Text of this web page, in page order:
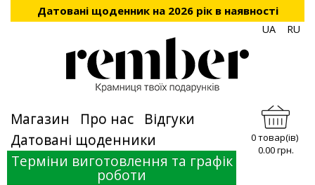
Датовані щоденник на 2026 рік в наявності
UA RU
Магазин Про нас
Відгуки
Датовані щоденники
Терміни виготовлення та графік
роботи
0 товар(ів)
0.00 грн.